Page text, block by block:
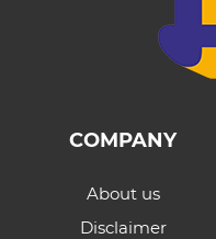
COMPANY
About us
Disclaimer